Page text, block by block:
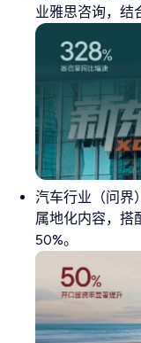
业雅思咨询，结
汽车行业（问界
属地化内容，搭
50%。